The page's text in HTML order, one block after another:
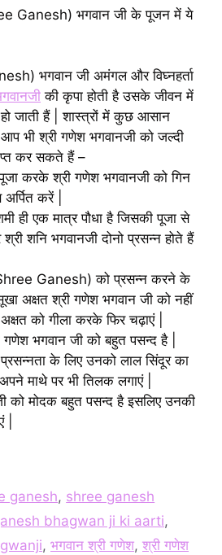
Ganesh) भगवान जी के पूजन में ये
भगवान जी अमंगल और विघ्नहर्ता
की कृपा होती है उसके जीवन में
जाती हैं | शास्त्रों में कुछ आसान
भी श्री गणेश भगवानजी को जल्दी
कर सकते हैं –
करके श्री गणेश भगवानजी को गिन
करें |
ही एक मात्र पौधा है जिसकी पूजा से
शनि भगवानजी दोनो प्रसन्न होते हैं
Ganesh) को प्रसन्न करने के
अक्षत श्री गणेश भगवान जी को नहीं
को गीला करके फिर चढ़ाएं |
भगवान जी को बहुत पसन्द है |
के लिए उनको लाल सिंदूर का
माथे पर भी तिलक लगाएं |
को मोदक बहुत पसन्द है इसलिए उनकी
ganesh, shree ganesh
bhagwan ji ki aarti,
, भगवान श्री गणेश, श्री गणेश